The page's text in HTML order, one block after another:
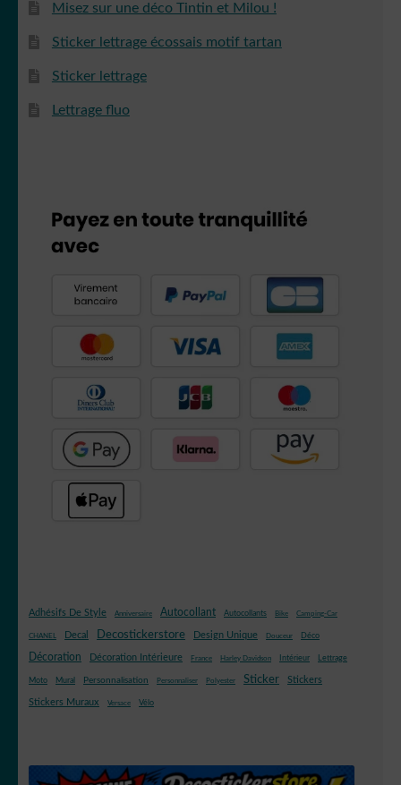
Misez sur une déco Tintin et Milou !
Sticker lettrage écossais motif tartan
Sticker lettrage
Lettrage fluo
Adhésifs De Style Anniversaire Autocollant Autocollants Bike Camping-Car
CHANEL Decal Decostickerstore Design Unique Douceur Déco
Décoration Décoration Intérieure France Harley Davidson Intérieur Lettrage
Moto Mural Personnalisation Personnaliser Polyester Sticker Stickers
Stickers Muraux Versace Vélo